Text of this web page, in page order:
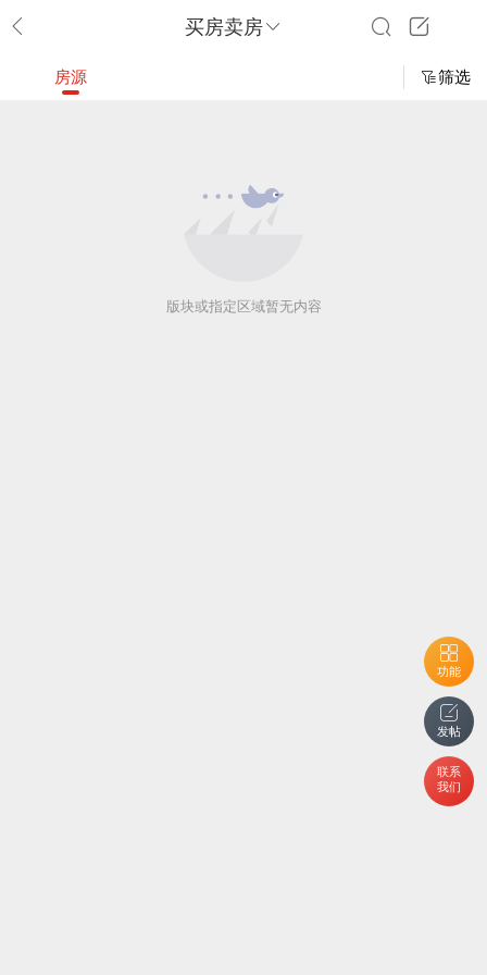
买房卖房
功能
发帖
联系
我们
房源 筛选
版块或指定区域暂无内容